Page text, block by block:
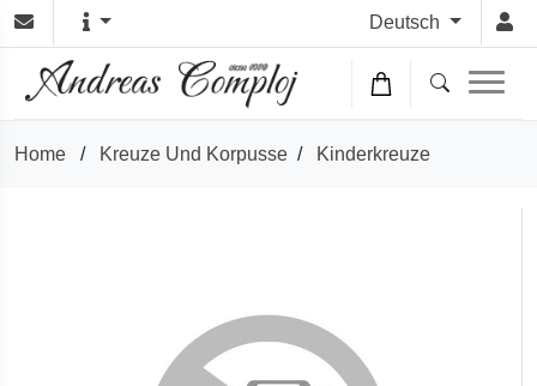
Deutsch
Home / Kreuze Und Korpusse / Kinderkreuze